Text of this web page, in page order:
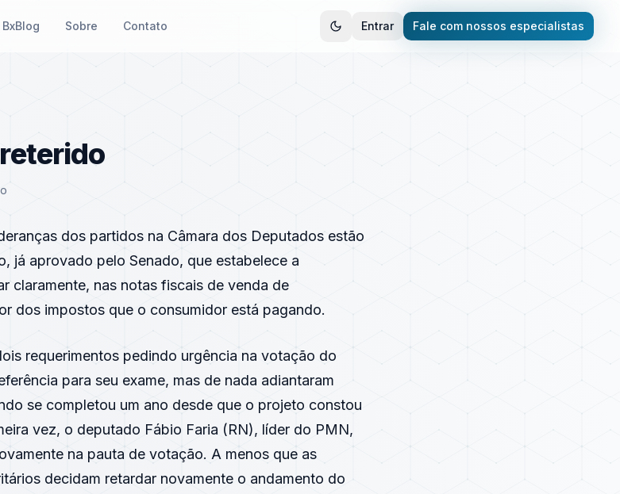
BxBlog Sobre Contato Entrar Fale com nossos especialistas
dos partidos na Câmara dos Deputados estão
já aprovado pelo Senado, que estabelece a
claramente, nas notas fiscais de venda de
dos impostos que o consumidor está pagando.
requerimentos pedindo urgência na votação do
para seu exame, mas de nada adiantaram
se completou um ano desde que o projeto constou
vez, o deputado Fábio Faria (RN), líder do PMN,
na pauta de votação. A menos que as
decidam retardar novamente o andamento do